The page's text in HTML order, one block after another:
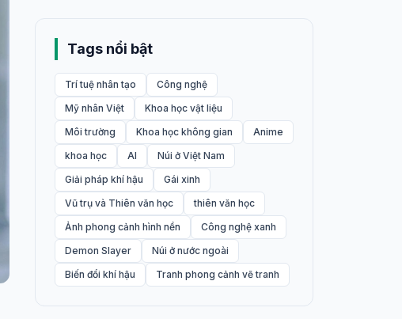
Tags nổi bật
Trí tuệ nhân tạo
Công nghệ
Mỹ nhân Việt
Khoa học vật liệu
Môi trường
Khoa học không gian
Anime
khoa học
AI
Núi ở Việt Nam
Giải pháp khí hậu
Gái xinh
Vũ trụ và Thiên văn học
thiên văn học
Ảnh phong cảnh hình nền
Công nghệ xanh
Demon Slayer
Núi ở nước ngoài
Biến đổi khí hậu
Tranh phong cảnh vẽ tranh